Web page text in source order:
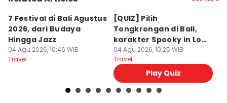
7 Festival di Bali Agustus
2026, dari Budaya
Hingga Jazz
04 Agu 2026, 10:46 WIB
Travel
[QUIZ] Pilih
Tongkrongan di Bali,
karakter Spooky in Love
Ini Mirip Kamu
04 Agu 2026, 10:25 WIB
Travel
Play Quiz